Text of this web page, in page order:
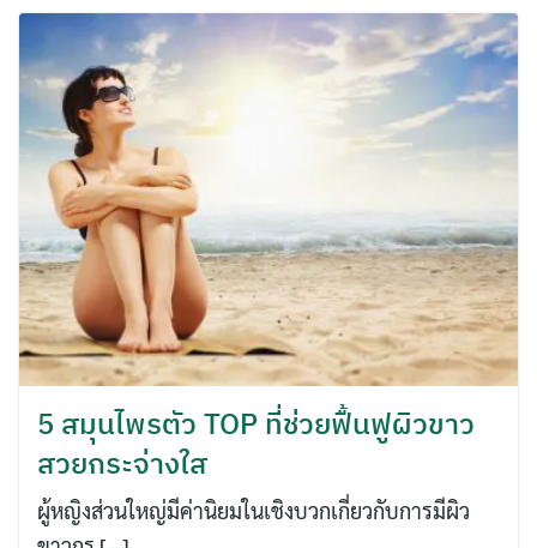
ค้นหา
สำหรับ:
5 สมุนไพรตัว TOP ที่ช่วยฟื้นฟูผิวขาว
สวยกระจ่างใส
ผู้หญิงส่วนใหญ่มีค่านิยมในเชิงบวกเกี่ยวกับการมีผิว